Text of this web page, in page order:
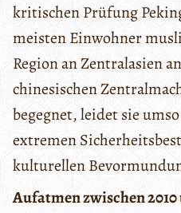
kritischen Prüfung
meisten Einwohner
Region an Zentralasien
chinesischen
begegnet, leidet sie
extremen
kulturellen
Aufatmen zwischen 2010